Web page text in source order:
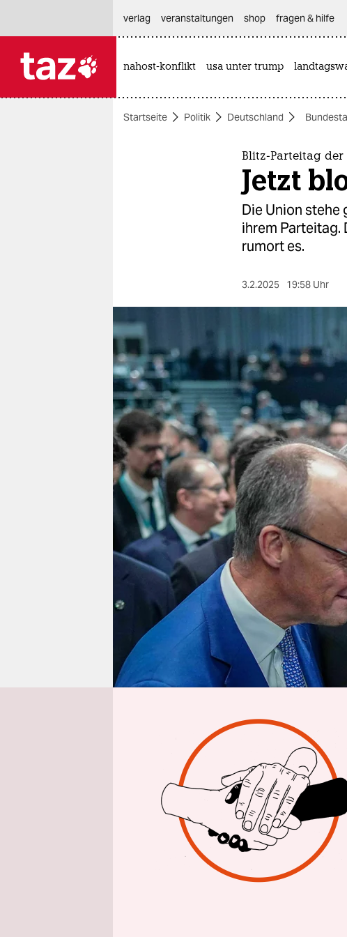
themen
nord
wahrheit
verlag
verlag
veranstaltungen
shop
fragen & hilfe
unterstützen
abo
genossenschaft
epaper login
verlag
veranstaltungen shop fragen & hilfe
nahost-konflikt usa unter trump
Startseite Politik Deutschland
Blitz-Parteitag der
Jetzt
Die Union stehe
ihrem Parteitag.
rumort es.
3.2.2025 19:58 Uhr
Es ist eine
kommen die
zusammen.
evangelischen
vergangener